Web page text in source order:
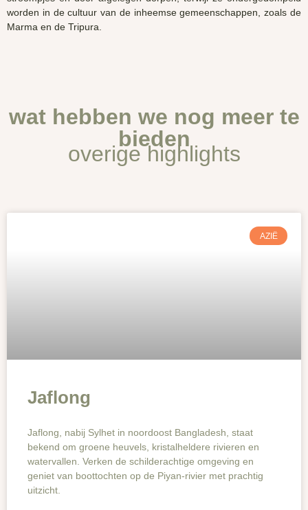
worden in de cultuur van de inheemse gemeenschappen, zoals de
Marma en de Tripura.
wat hebben we nog meer te
bieden
overige highlights
AZIË
Jaflong
Jaflong, nabij Sylhet in noordoost Bangladesh, staat
bekend om groene heuvels, kristalheldere rivieren en
watervallen. Verken de schilderachtige omgeving en
geniet van boottochten op de Piyan-rivier met prachtig
uitzicht.